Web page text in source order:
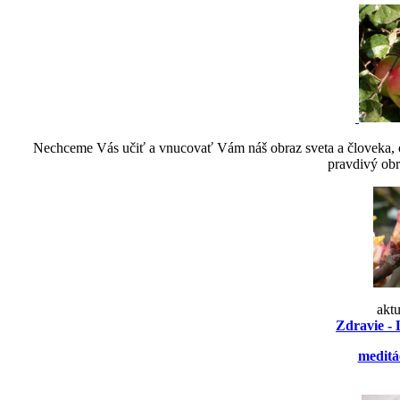
Nechceme Vás učiť a vnucovať Vám náš obraz sveta a
pravdivý
Zdravie -